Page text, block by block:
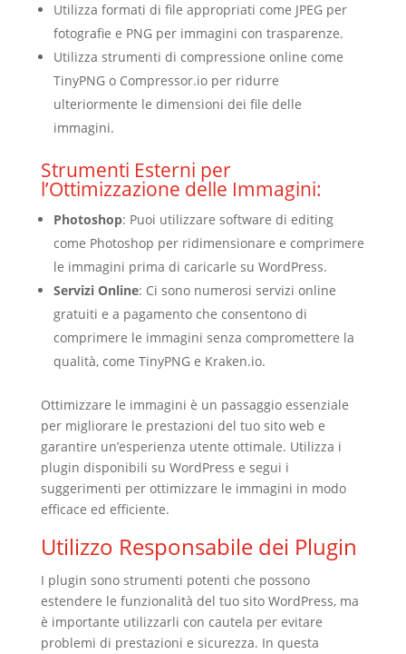
Utilizza formati di file appropriati come JPEG per
fotografie e PNG per immagini con trasparenze.
Utilizza strumenti di compressione online come
TinyPNG o Compressor.io per ridurre
ulteriormente le dimensioni dei file delle
immagini.
Strumenti Esterni per
l’Ottimizzazione delle Immagini:
Photoshop: Puoi utilizzare software di editing
come Photoshop per ridimensionare e comprimere
le immagini prima di caricarle su WordPress.
Servizi Online: Ci sono numerosi servizi online
gratuiti e a pagamento che consentono di
comprimere le immagini senza compromettere la
qualità, come TinyPNG e Kraken.io.
Ottimizzare le immagini è un passaggio essenziale
per migliorare le prestazioni del tuo sito web e
garantire un’esperienza utente ottimale. Utilizza i
plugin disponibili su WordPress e segui i
suggerimenti per ottimizzare le immagini in modo
efficace ed efficiente.
Utilizzo Responsabile dei Plugin
I plugin sono strumenti potenti che possono
estendere le funzionalità del tuo sito WordPress, ma
è importante utilizzarli con cautela per evitare
problemi di prestazioni e sicurezza. In questa